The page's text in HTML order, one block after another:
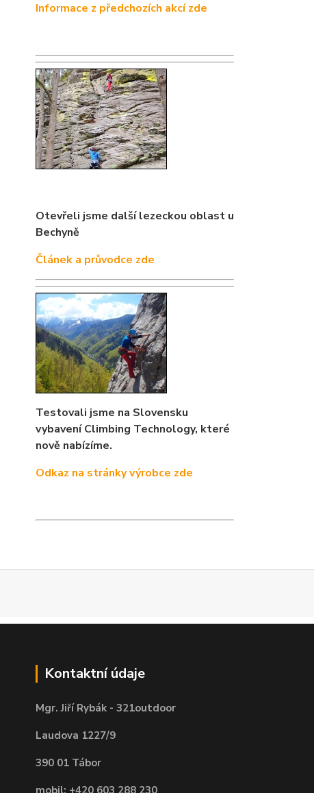
Informace z předchozích akcí zde
Otevřeli jsme další lezeckou oblast u
Bechyně
Článek a průvodce zde
Testovali jsme na Slovensku
vybavení Climbing Technology, které
nově nabízíme.
Odkaz na stránky výrobce zde
Kontaktní údaje
Mgr. Jiří Rybák - 321outdoor
Laudova 1227/9
390 01 Tábor
mobil: +420 603 288 230